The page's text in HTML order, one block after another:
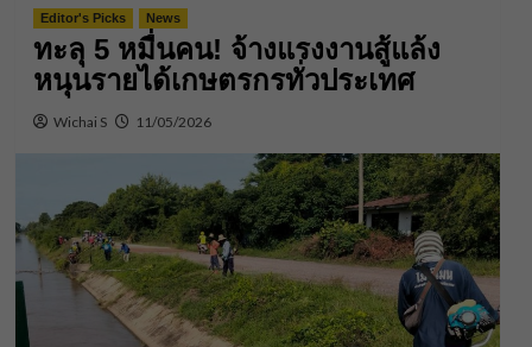
Editor's Picks News
ทะลุ 5 หมื่นคน! จ้างแรงงานสู้แล้ง
หนุนรายได้เกษตรกรทั่วประเทศ
Wichai S 11/05/2026